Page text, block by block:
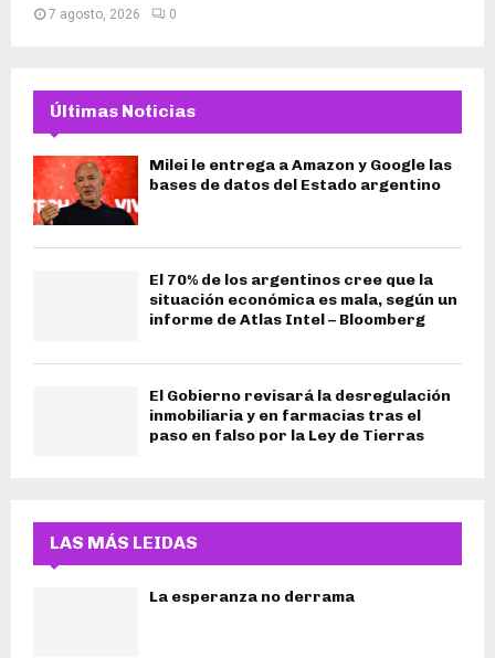
7 agosto, 2026 0
Últimas Noticias
Milei le entrega a Amazon y Google las
bases de datos del Estado argentino
El 70% de los argentinos cree que la
situación económica es mala, según un
informe de Atlas Intel – Bloomberg
El Gobierno revisará la desregulación
inmobiliaria y en farmacias tras el
paso en falso por la Ley de Tierras
LAS MÁS LEIDAS
La esperanza no derrama